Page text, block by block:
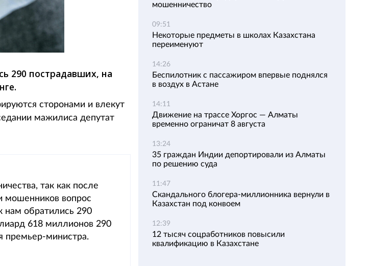
290 пострадавших, на
сторонами и влекут
мажилиса депутат
так как после
мошенников вопрос
нам обратились 290
618 миллионов 290
премьер-министра.
мошенничество
09:51
Некоторые предметы в школах Казахстана
переименуют
14:26
Беспилотник с пассажиром впервые поднялся
в воздух в Астане
14:11
Движение на трассе Хоргос — Алматы
временно ограничат 8 августа
13:24
35 граждан Индии депортировали из Алматы
по решению суда
11:47
Скандального блогера-миллионника вернули в
Казахстан под конвоем
12:39
12 тысяч соцработников повысили
квалификацию в Казахстане